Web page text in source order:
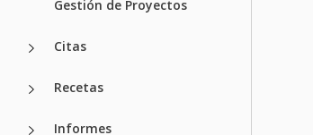
Gestión de Proyectos
Citas
Recetas
Informes